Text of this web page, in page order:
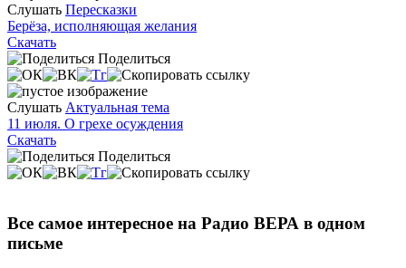
Слушать Пересказки
Берёза, исполняющая желания
Скачать
Поделиться
Слушать Актуальная тема
11 июля. О грехе осуждения
Скачать
Поделиться
Все самое интересное на Радио ВЕРА в одном
письме